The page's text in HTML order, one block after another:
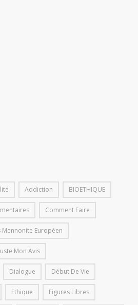
Addiction BIOETHIQUE
Comment Faire
Mennonite Européen
Mon Avis
Dialogue Début De Vie
Ethique Figures Libres